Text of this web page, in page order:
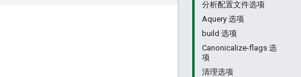
分析配置文件选项
Aquery 选项
build 选项
Canonicalize-flags 选
项
清理选项